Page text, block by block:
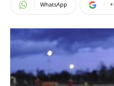
WhatsApp